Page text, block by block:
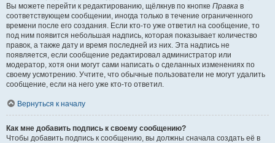
Вы можете перейти к редактированию, щёлкнув по кнопке Правка в
соответствующем сообщении, иногда только в течение ограниченного
времени после его создания. Если кто-то уже ответил на сообщение, то
под ним появится небольшая надпись, которая показывает количество
правок, а также дату и время последней из них. Эта надпись не
появляется, если сообщение редактировал администратор или
модератор, хотя они могут сами написать о сделанных изменениях по
своему усмотрению. Учтите, что обычные пользователи не могут удалить
сообщение, если на него уже кто-то ответил.
Вернуться к началу
Как мне добавить подпись к своему сообщению?
Чтобы добавить подпись к сообщению, вы должны сначала создать её в